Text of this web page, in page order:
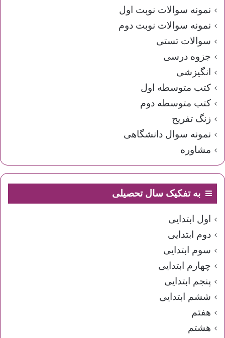
نمونه سوالات نوبت اول
نمونه سوالات نوبت دوم
سوالات تستی
جزوه درسی
انگیزشی
کتب متوسطه اول
کتب متوسطه دوم
زنگ تفریح
نمونه سوال دانشگاهی
مشاوره
به تفکیک سال تحصیلی
اول ابتدایی
دوم ابتدایی
سوم ابتدایی
چهارم ابتدایی
پنجم ابتدایی
ششم ابتدایی
هفتم
هشتم